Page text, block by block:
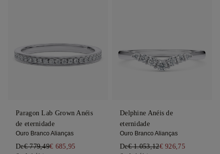
Paragon Lab Grown Anéis
de eternidade
Ouro Branco Alianças
De€ 779,49€ 685,95
Delphine Anéis de
eternidade
Ouro Branco Alianças
De€ 1.053,12€ 926,75